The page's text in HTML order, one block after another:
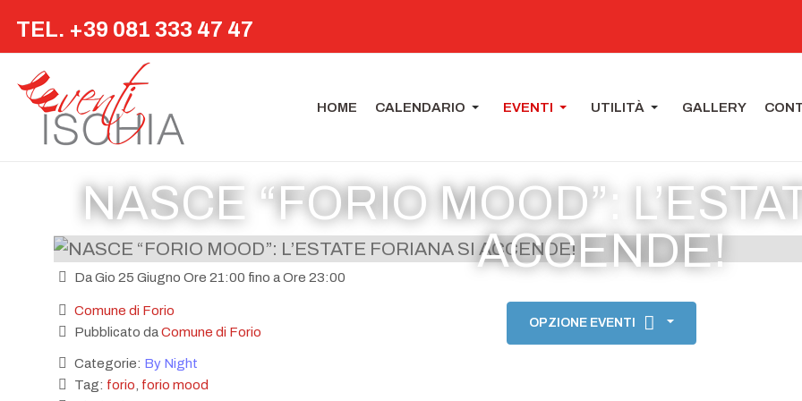
TEL. +39 081 333 47 47
HOME CALENDARIO EVENTI UTILITÀ GALLERY
NASCE “FORIO MOOD”:
ACCENDE!
OPZIONE EVENTI
Da Gio 25 Giugno Ore 21:00 fino a Ore 23:00
Comune di Forio
Pubblicato daComune di Forio
Categorie: By Night
Tag: forio forio mood